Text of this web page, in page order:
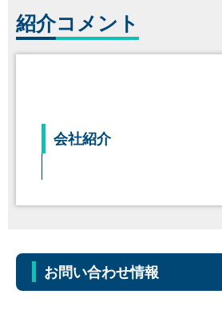
紹介コメント
会社紹介
お問い合わせ情報